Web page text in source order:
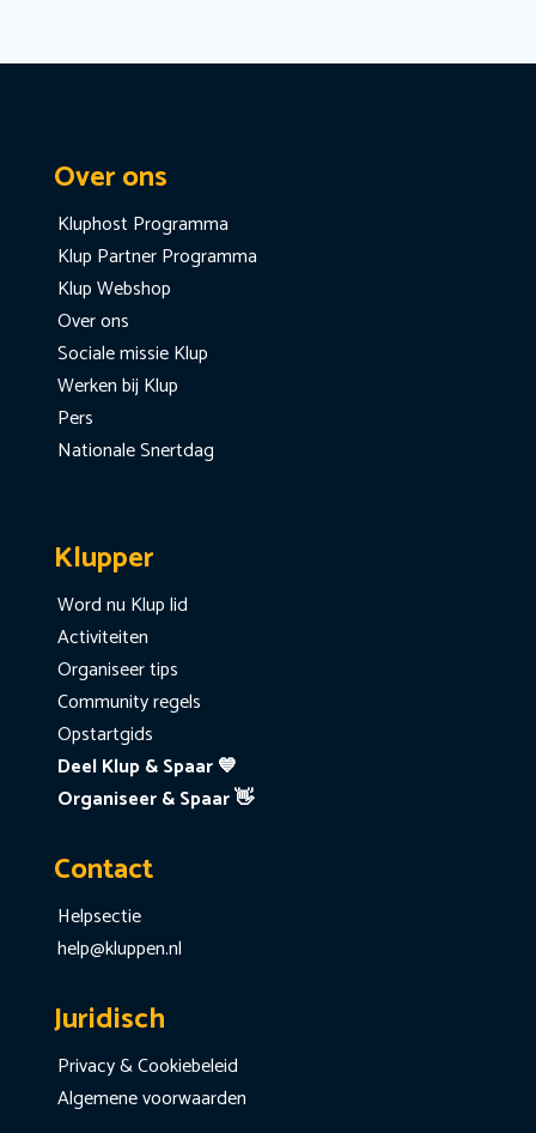
Over ons
Kluphost Programma
Klup Partner Programma
Klup Webshop
Over ons
Sociale missie Klup
Werken bij Klup
Pers
Nationale Snertdag
Klupper
Word nu Klup lid
Activiteiten
Organiseer tips
Community regels
Opstartgids
Deel Klup & Spaar 💙
Organiseer & Spaar 👋
Contact
Helpsectie
help@kluppen.nl
Juridisch
Privacy & Cookiebeleid
Algemene voorwaarden